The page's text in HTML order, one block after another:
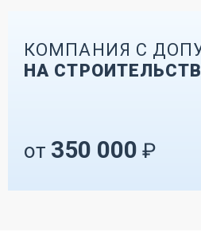
КОМПАНИЯ С
НА
от 350 000 ₽